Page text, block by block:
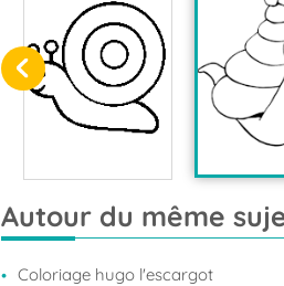
Autour du même
Coloriage hugo l'escargot